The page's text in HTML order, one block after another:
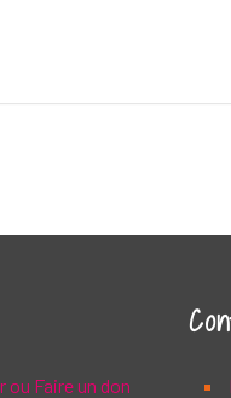
ou Faire un don